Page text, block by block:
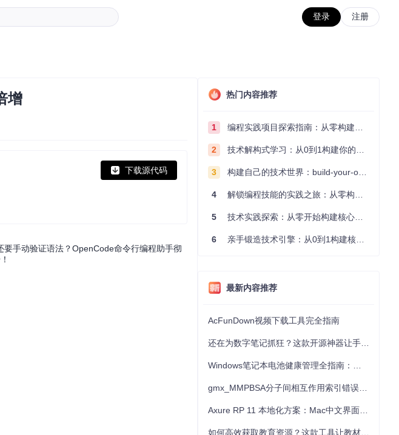
登录 注册
增
下载源代码
手动验证语法？OpenCode命令行编程助手彻
热门内容推荐
1 编程实践项目探索指南：从零构建技术能力体系
2 技术解构式学习：从0到1构建你的编程知识体系
3 构建自己的技术世界：build-your-own-x项目的实践探索指南
4 解锁编程技能的实践之旅：从零构建你的技术世界
5 技术实践探索：从零开始构建核心系统的实践指南
6 亲手锻造技术引擎：从0到1构建核心系统的实践指南
最新内容推荐
AcFunDown视频下载工具完全指南